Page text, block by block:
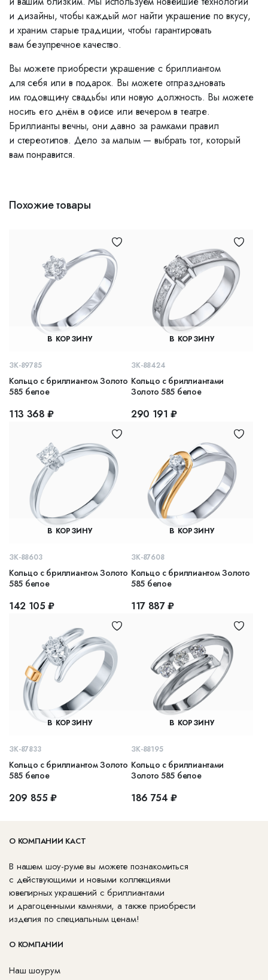
и дизайны, чтобы каждый мог найти украшение по вкусу,
и храним старые традиции, чтобы гарантировать
вам безупречное качество.
Вы можете приобрести украшение с бриллиантом
для себя или в подарок. Вы можете отпраздновать
им годовщину свадьбы или новую должность. Вы можете
носить его днём в офисе или вечером в театре.
Бриллианты вечны, они давно за рамками правил
и стереотипов. Дело за малым — выбрать тот, который
вам понравится.
Похожие товары
В КОРЗИНУ
ЗК-89785
Кольцо с бриллиантом Золото
585 белое
113 368 ₽
В КОРЗИНУ
ЗК-88424
Кольцо с бриллиантами
Золото 585 белое
290 191 ₽
В КОРЗИНУ
ЗК-88603
Кольцо с бриллиантом Золото
585 белое
142 105 ₽
В КОРЗИНУ
ЗК-87608
Кольцо с бриллиантом Золото
585 белое
117 887 ₽
В КОРЗИНУ
ЗК-87833
Кольцо с бриллиантом Золото
585 белое
209 855 ₽
В КОРЗИНУ
ЗК-88195
Кольцо с бриллиантами
Золото 585 белое
186 754 ₽
О КОМПАНИИ КАСТ
В нашем шоу-руме вы можете познакомиться
с действующими и новыми коллекциями
ювелирных украшений с бриллиантами
и драгоценными камнями, а также приобрести
изделия по специальным ценам!
О КОМПАНИИ
Наш шоурум